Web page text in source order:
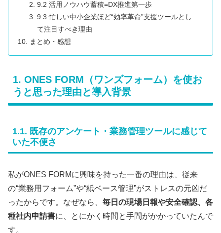
9.2 活用ノウハウ蓄積=DX推進第一歩
9.3 忙しい中小企業ほど“効率革命”支援ツールとし
て注目すべき理由
まとめ・感想
1. ONES FORM（ワンズフォーム）を使お
うと思った理由と導入背景
1.1. 既存のアンケート・業務管理ツールに感じて
いた不便さ
私がONES FORMに興味を持った一番の理由は、従来
の“業務用フォーム”や“紙ベース管理”がストレスの元凶だ
ったからです。なぜなら、 毎日の現場日報や安全確認、各
種社内申請書に、とにかく時間と手間がかかっていたんで
す。